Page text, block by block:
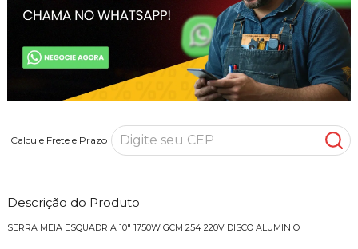
Calcule Frete e Prazo
Descrição do Produto
SERRA MEIA ESQUADRIA 10" 1750W GCM 254 220V DISCO ALUMINIO